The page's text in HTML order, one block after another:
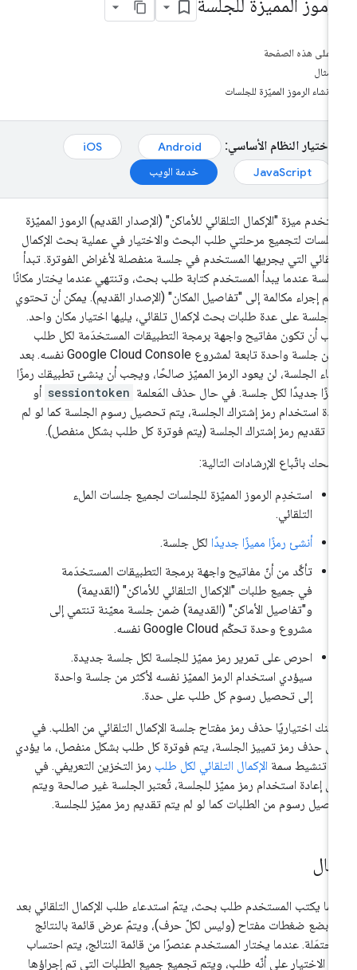
المميزة للجلسة
على هذه الصفحة
إنشاء الرموز المميّزة للجلسات
اختيار النظام الأساسي: Android
iOS
JavaScript
خدمة الويب
ميزة "الإكمال التلقائي للأماكن" (الإصدار القديم) الرموز المميّزة
لتجميع مرحلتي طلب البحث والاختيار في عملية بحث الإكمال
التي يجريها المستخدم في جلسة منفصلة لأغراض الفوترة. تبدأ
عندما يبدأ المستخدم كتابة طلب بحث، وتنتهي عندما يختار مكانًا
إجراء مكالمة إلى "تفاصيل المكان" (الإصدار القديم). يمكن أن تحتوي
جلسة على عدة طلبات بحث لإكمال تلقائي، يليها اختيار مكان واحد.
أن تكون مفاتيح واجهة برمجة التطبيقات المستخدَمة لكل طلب
ضمن جلسة واحدة تابعة لمشروع Google Cloud Console نفسه. بعد
الجلسة، لن يعود الرمز المميّز صالحًا، ويجب أن ينشئ تطبيقك رمزًا
جديدًا لكل جلسة. في حال حذف المَعلمة sessiontoken أو
استخدام رمز إشتراك الجلسة، يتم تحصيل رسوم الجلسة كما لو لم
تقديم رمز إشتراك الجلسة (يتم فوترة كل طلب بشكل منفصل).
باتّباع الإرشادات التالية:
استخدِم الرموز المميّزة للجلسات لجميع جلسات الملء
التلقائي.
أنشئ رمزًا مميزًا جديدًالكل جلسة.
تأكَّد من أنّ مفاتيح واجهة برمجة التطبيقات المستخدَمة
في جميع طلبات "الإكمال التلقائي للأماكن" (القديمة)
و"تفاصيل الأماكن" (القديمة) ضمن جلسة معيّنة تنتمي إلى
مشروع وحدة تحكّم Google Cloud نفسه.
احرص على تمرير رمز مميّز للجلسة لكل جلسة جديدة.
سيؤدي استخدام الرمز المميّز نفسه لأكثر من جلسة واحدة
إلى تحصيل رسوم كل طلب على حدة.
اختياريًا حذف رمز مفتاح جلسة الإكمال التلقائي من الطلب. في
حذف رمز تمييز الجلسة، يتم فوترة كل طلب بشكل منفصل، ما يؤدي
تنشيط سمةالإكمال التلقائي لكل طلبرمز التخزين التعريفي. في
إعادة استخدام رمز مميّز للجلسة، تُعتبر الجلسة غير صالحة ويتم
رسوم من الطلبات كما لو لم يتم تقديم رمز مميّز للجلسة.
يكتب المستخدم طلب بحث، يتمّ استدعاء طلب الإكمال التلقائي بعد
بضع ضغطات مفتاح (وليس لكلّ حرف)، ويتمّ عرض قائمة بالنتائج
عندما يختار المستخدم عنصرًا من قائمة النتائج، يتم احتساب
الاختيار على أنّه طلب، ويتم تجميع جميع الطلبات التي تم إجراؤها